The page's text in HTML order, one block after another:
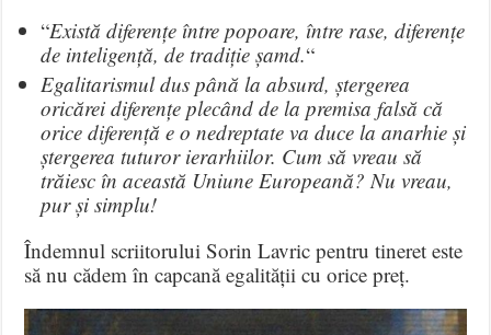
“Există diferențe între popoare, între rase, diferențe
de inteligență, de tradiție șamd.“
Egalitarismul dus până la absurd, ștergerea
oricărei diferențe plecând de la premisa falsă că
orice diferență e o nedreptate va duce la anarhie și
ștergerea tuturor ierarhiilor. Cum să vreau să
trăiesc în această Uniune Europeană? Nu vreau,
pur și simplu!
Îndemnul scriitorului Sorin Lavric pentru tineret este
să nu cădem în capcană egalității cu orice preț.